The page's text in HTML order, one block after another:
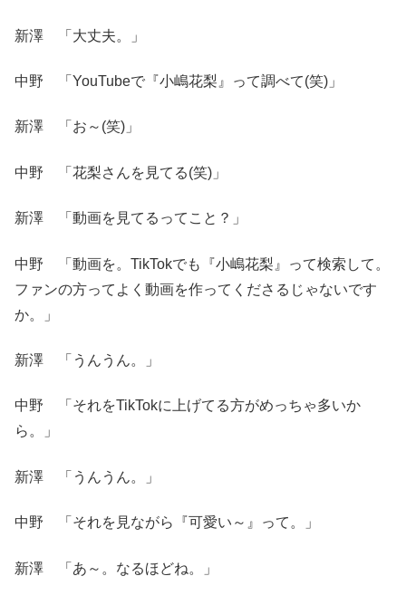
新澤 「大丈夫。」
中野 「YouTubeで『小嶋花梨』って調べて(笑)」
新澤 「お～(笑)」
中野 「花梨さんを見てる(笑)」
新澤 「動画を見てるってこと？」
中野 「動画を。TikTokでも『小嶋花梨』って検索して。
ファンの方ってよく動画を作ってくださるじゃないです
か。」
新澤 「うんうん。」
中野 「それをTikTokに上げてる方がめっちゃ多いか
ら。」
新澤 「うんうん。」
中野 「それを見ながら『可愛い～』って。」
新澤 「あ～。なるほどね。」